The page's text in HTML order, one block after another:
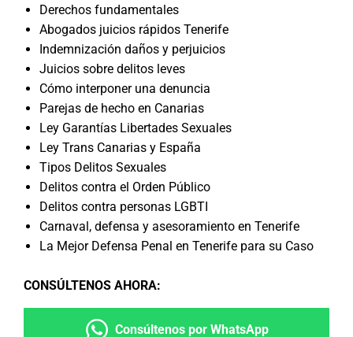
Derechos fundamentales
Abogados juicios rápidos Tenerife
Indemnización daños y perjuicios
Juicios sobre delitos leves
Cómo interponer una denuncia
Parejas de hecho en Canarias
Ley Garantías Libertades Sexuales
Ley Trans Canarias y España
Tipos Delitos Sexuales
Delitos contra el Orden Público
Delitos contra personas LGBTI
Carnaval, defensa y asesoramiento en Tenerife
La Mejor Defensa Penal en Tenerife para su Caso
CONSÚLTENOS AHORA:
Consúltenos por WhatsApp